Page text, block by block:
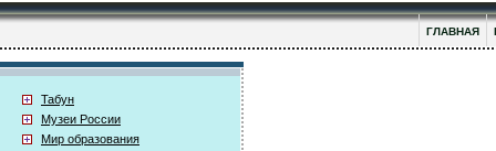
ГЛАВНАЯ
Табун
Музеи России
Мир образования